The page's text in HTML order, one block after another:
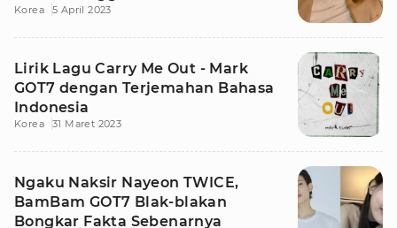
Korea 5 April 2023
Lirik Lagu Carry Me Out - Mark
GOT7 dengan Terjemahan Bahasa
Indonesia
Korea 31 Maret 2023
Ngaku Naksir Nayeon TWICE,
BamBam GOT7 Blak-blakan
Bongkar Fakta Sebenarnya